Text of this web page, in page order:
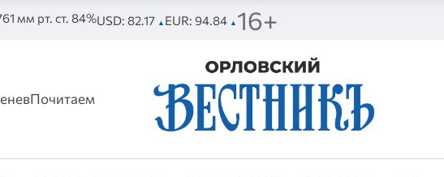
мм рт. ст. 84%USD: 82.17 ▲ EUR: 94.84 ▲ 16+